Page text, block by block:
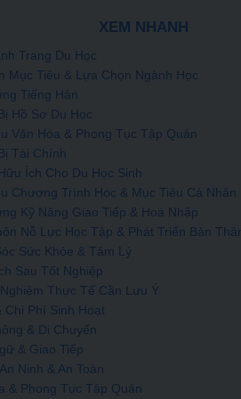
XEM NHANH
Trang Du Học
Mục Tiêu & Lựa Chọn Ngành Học
Tiếng Hàn
Hồ Sơ Du Học
Văn Hóa & Phong Tục Tập Quán
Tài Chính
Ích Cho Du Học Sinh
Chương Trình Học & Mục Tiêu Cá Nhân
Kỹ Năng Giao Tiếp & Hoà Nhập
Nỗ Lực Học Tập & Phát Triển Bản
Sức Khỏe & Tâm Lý
Sau Tốt Nghiệp
Thực Tế Cần Lưu Ý
Chi Phí Sinh Hoạt
& Di Chuyển
& Giao Tiếp
Ninh & An Toàn
& Phong Tục Tập Quán